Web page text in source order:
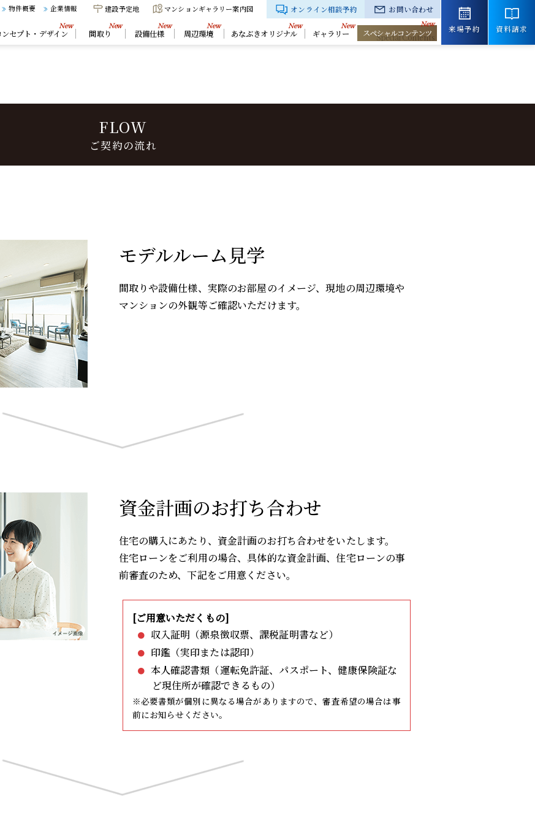
物件概要 企業情報 建設予定地 マンションギャラリー案内図 オンライン相談予約
お問い合わせ
来場予約
資料請求
ンセプト・デザイン 間取り 設備仕様 周辺環境 あなぶきオリジナル ギャラリー スペシャルコンテンツ
FLOW
ご契約の流れ
モデルルーム見学
間取りや設備仕様、実際のお部屋のイメージ、現地の周辺環境や
マンションの外観等ご確認いただけます。
資金計画のお打ち合わせ
住宅の購入にあたり、資金計画のお打ち合わせをいたします。
住宅ローンをご利用の場合、具体的な資金計画、住宅ローンの事
前審査のため、下記をご用意ください。
[ご用意いただくもの]
収入証明（源泉徴収票、課税証明書など）
印鑑（実印または認印）
本人確認書類（運転免許証、パスポート、健康保険証な
ど現住所が確認できるもの）
※必要書類が個別に異なる場合がありますので、審査希望の場合は事
前にお知らせください。